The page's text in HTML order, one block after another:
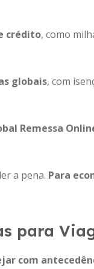
crédito, como
globais, com
Remessa
a pena. Para
para
com